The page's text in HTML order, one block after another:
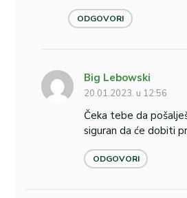
ODGOVORI
Big Lebowski
20.01.2023. u 12:56
Čeka tebe da
siguran da će dobiti
ODGOVORI